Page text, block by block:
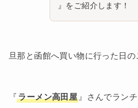
』をご紹介します！
旦那と函館へ買い物に行った日の
『ラーメン高田屋 』さんでラン